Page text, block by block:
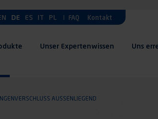
DE ES IT PL FAQ Kontakt
Unser Expertenwissen Uns
AUSSENLIEGEND